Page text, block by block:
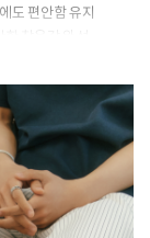
도 편안함 유지